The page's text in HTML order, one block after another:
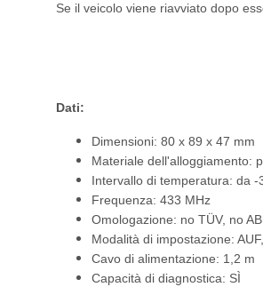
Se il veicolo viene riavviato dopo
Dati:
Dimensioni: 80 x 89 x 47 mm
Materiale dell'alloggiamento:
Intervallo di temperatura: da -
Frequenza: 433 MHz
Omologazione: no TÜV, no
Modalità di impostazione:
Cavo di alimentazione: 1,2 m
Capacità di diagnostica: SÌ